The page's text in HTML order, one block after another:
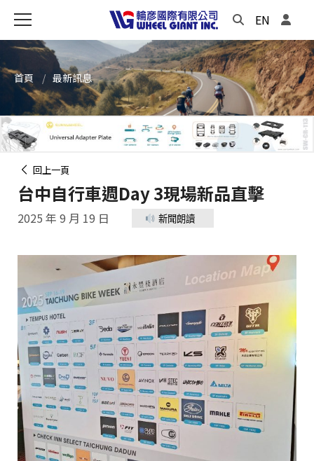
EN
首頁 最新訊息
回上一頁
台中自行車週Day 3現場新品直擊
2025 年 9 月 19 日 新聞朗讀